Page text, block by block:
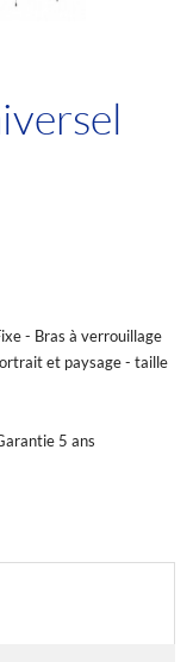
- Bras à verrouillage
et paysage - taille
5 ans